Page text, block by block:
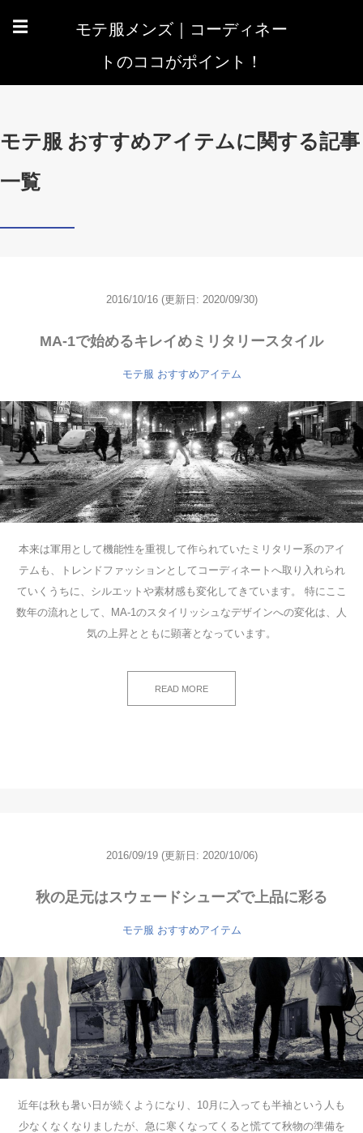
☰
モテ服メンズ｜コーディネー
トのココがポイント！
モテ服 おすすめアイテムに関する記事
一覧
2016/10/16 (更新日: 2020/09/30)
MA-1で始めるキレイめミリタリースタイル
モテ服 おすすめアイテム
本来は軍用として機能性を重視して作られていたミリタリー系のアイ
テムも、トレンドファッションとしてコーディネートへ取り入れられ
ていくうちに、シルエットや素材感も変化してきています。 特にここ
数年の流れとして、MA-1のスタイリッシュなデザインへの変化は、人
気の上昇とともに顕著となっています。
READ MORE
2016/09/19 (更新日: 2020/10/06)
秋の足元はスウェードシューズで上品に彩る
モテ服 おすすめアイテム
近年は秋も暑い日が続くようになり、10月に入っても半袖という人も
少なくなくなりましたが、急に寒くなってくると慌てて秋物の準備を